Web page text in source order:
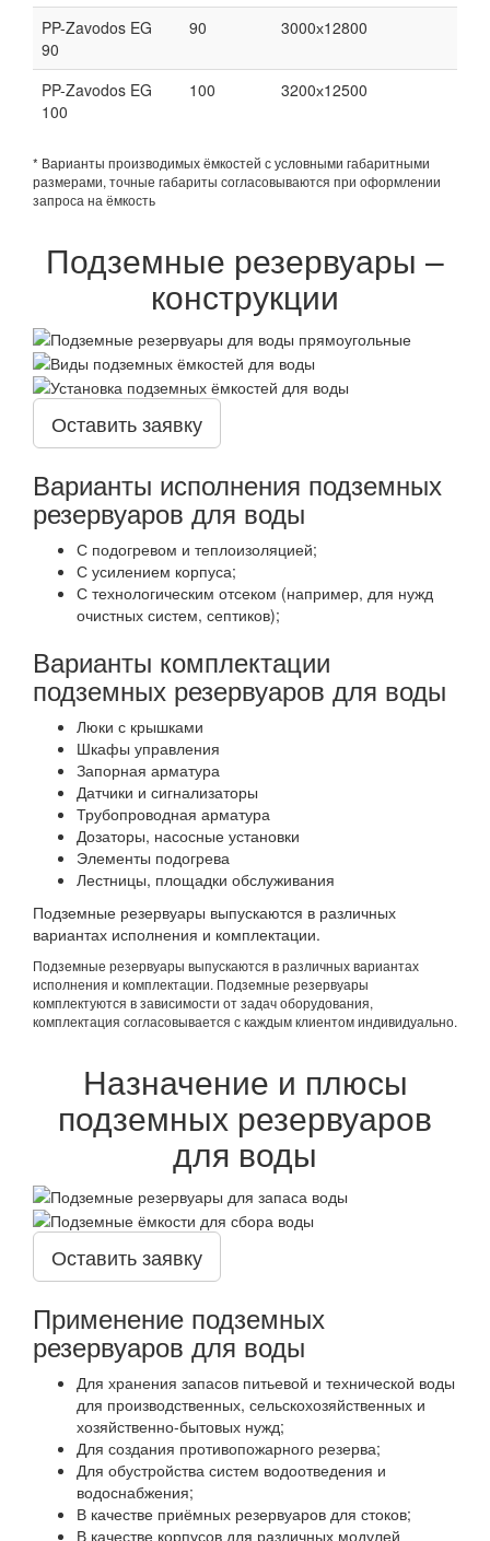
PP-Zavodos EG
90
90 3000х12800
PP-Zavodos EG
100
100 3200х12500
* Варианты производимых ёмкостей с условными габаритными
размерами, точные габариты согласовываются при оформлении
запроса на ёмкость
Подземные резервуары –
конструкции
Оставить заявку
Варианты исполнения подземных
резервуаров для воды
С подогревом и теплоизоляцией;
С усилением корпуса;
С технологическим отсеком (например, для нужд
очистных систем, септиков);
Варианты комплектации
подземных резервуаров для воды
Люки с крышками
Шкафы управления
Запорная арматура
Датчики и сигнализаторы
Трубопроводная арматура
Дозаторы, насосные установки
Элементы подогрева
Лестницы, площадки обслуживания
Подземные резервуары выпускаются в различных
вариантах исполнения и комплектации.
Подземные резервуары выпускаются в различных вариантах
исполнения и комплектации. Подземные резервуары
комплектуются в зависимости от задач оборудования,
комплектация согласовывается с каждым клиентом индивидуально.
Назначение и плюсы
подземных резервуаров
для воды
Оставить заявку
Применение подземных
резервуаров для воды
Для хранения запасов питьевой и технической воды
для производственных, сельскохозяйственных и
хозяйственно-бытовых нужд;
Для создания противопожарного резерва;
Для обустройства систем водоотведения и
водоснабжения;
В качестве приёмных резервуаров для стоков;
В качестве корпусов для различных модулей